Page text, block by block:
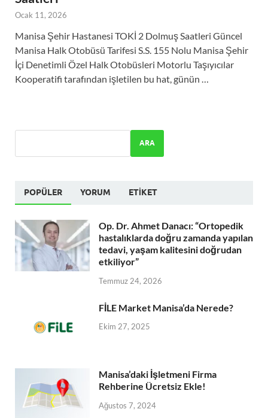
Ocak 11, 2026
Manisa Şehir Hastanesi TOKİ 2 Dolmuş Saatleri Güncel
Manisa Halk Otobüsü Tarifesi S.S. 155 Nolu Manisa Şehir
İçi Denetimli Özel Halk Otobüsleri Motorlu Taşıyıcılar
Kooperatifi tarafından işletilen bu hat, günün …
ARA
POPÜLER YORUM ETIKET
Op. Dr. Ahmet Danacı: “Ortopedik
hastalıklarda doğru zamanda yapılan
tedavi, yaşam kalitesini doğrudan
etkiliyor”
Temmuz 24, 2026
FİLE Market Manisa’da Nerede?
Ekim 27, 2025
Manisa’daki İşletmeni Firma
Rehberine Ücretsiz Ekle!
Ağustos 7, 2024